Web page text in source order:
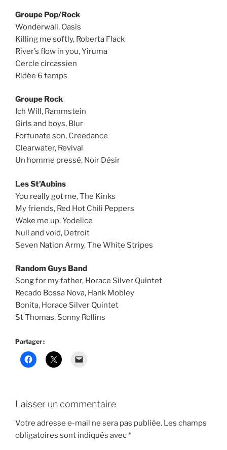
Groupe Pop/Rock
Wonderwall, Oasis
Killing me softly, Roberta Flack
River’s flow in you, Yiruma
Cercle circassien
Ridée 6 temps
Groupe Rock
Ich Will, Rammstein
Girls and boys, Blur
Fortunate son, Creedance
Clearwater, Revival
Un homme pressé, Noir Désir
Les St’Aubins
You really got me, The Kinks
My friends, Red Hot Chili Peppers
Wake me up, Yodelice
Null and void, Detroit
Seven Nation Army, The White Stripes
Random Guys Band
Song for my father, Horace Silver Quintet
Recado Bossa Nova, Hank Mobley
Bonita, Horace Silver Quintet
St Thomas, Sonny Rollins
Partager :
Laisser un commentaire
Votre adresse e-mail ne sera pas publiée. Les champs
obligatoires sont indiqués avec*